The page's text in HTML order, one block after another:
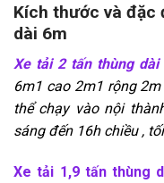
Kích thước và đặc
dài 6m
Xe tải 2 tấn thùng dài
6m1 cao 2m1 rộng
thể chạy vào nội
sáng đến 16h chiều ,
Xe tải 1,9 tấn thùng